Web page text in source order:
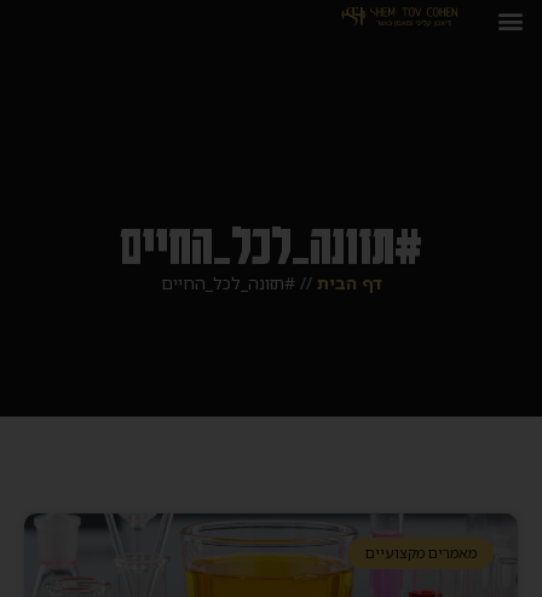
#תזונה_לכל_החיים
דף הבית //#תזונה_לכל_החיים
מאמרים מקצועיים